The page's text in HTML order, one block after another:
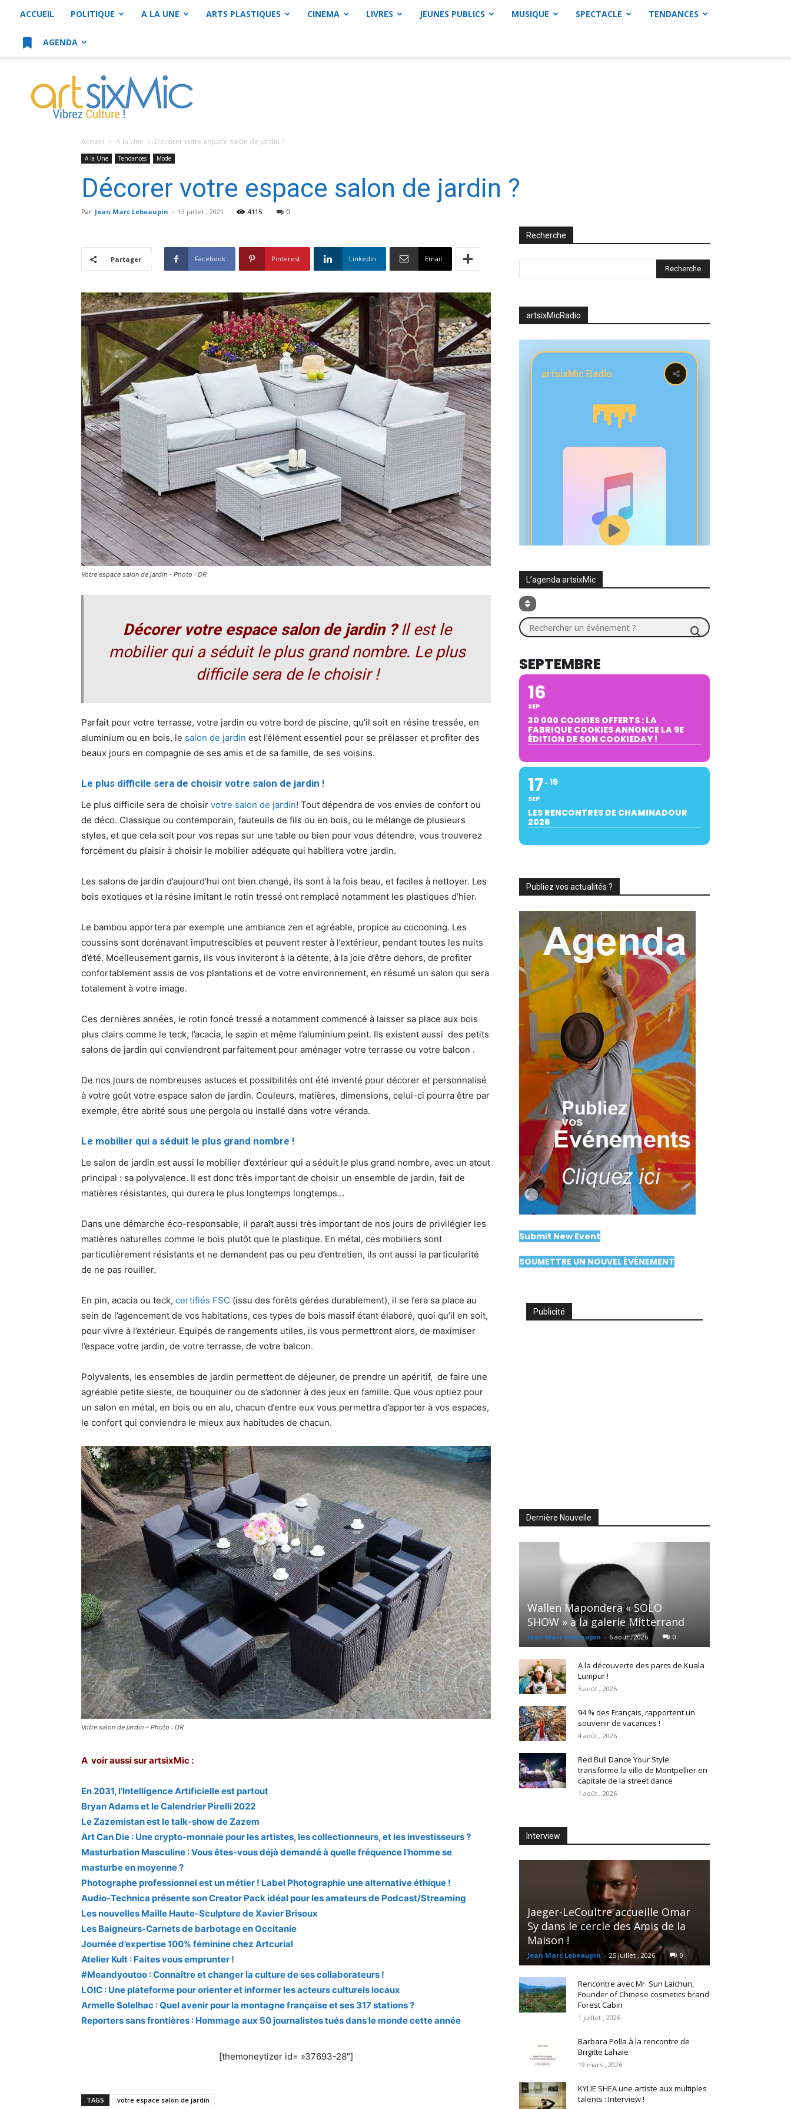
ACCUEIL POLITIQUE A LA UNE ARTS PLASTIQUES CINEMA LIVRES JEUNES PUBLICS MUSIQUE SPECTACLE TENDANCES
AGENDA
artsixMic
Accueil A la Une Décorer votre espace salon de jardin ?
A la Une Tendances Mode
Décorer votre espace salon de jardin ?
Par Jean Marc Lebeaupin - 13 juillet , 2021 4115 0
Partager Facebook Pinterest Linkedin Email
Votre espace salon de jardin - Photo : DR
Décorer votre espace salon de jardin ?Il est le
mobilier qui a séduit le plus grand nombre. Le plus
difficile sera de le choisir !
Parfait pour votre terrasse, votre jardin ou votre bord de piscine, qu’il soit en résine tressée, en
aluminium ou en bois, le salon de jardin est l’élément essentiel pour se prélasser et profiter des
beaux jours en compagnie de ses amis et de sa famille, de ses voisins.
Le plus difficile sera de choisir votre salon de jardin !
Le plus difficile sera de choisir votre salon de jardin! Tout dépendra de vos envies de confort ou
de déco. Classique ou contemporain, fauteuils de fils ou en bois, ou le mélange de plusieurs
styles, et que cela soit pour vos repas sur une table ou bien pour vous détendre, vous trouverez
forcément du plaisir à choisir le mobilier adéquate qui habillera votre jardin.
Les salons de jardin d’aujourd’hui ont bien changé, ils sont à la fois beau, et faciles à nettoyer. Les
bois exotiques et la résine imitant le rotin tressé ont remplacé notamment les plastiques d’hier.
Le bambou apportera par exemple une ambiance zen et agréable, propice au cocooning. Les
coussins sont dorénavant imputrescibles et peuvent rester à l’extérieur, pendant toutes les nuits
d’été. Moelleusement garnis, ils vous inviteront à la détente, à la joie d’être dehors, de profiter
confortablement assis de vos plantations et de votre environnement, en résumé un salon qui sera
totalement à votre image.
Ces dernières années, le rotin foncé tressé a notamment commencé à laisser sa place aux bois
plus clairs comme le teck, l’acacia, le sapin et même l’aluminium peint. Ils existent aussi des petits
salons de jardin qui conviendront parfaitement pour aménager votre terrasse ou votre balcon .
De nos jours de nombreuses astuces et possibilités ont été inventé pour décorer et personnalisé
à votre goût votre espace salon de jardin. Couleurs, matières, dimensions, celui-ci pourra être par
exemple, être abrité sous une pergola ou installé dans votre véranda.
Le mobilier qui a séduit le plus grand nombre !
Le salon de jardin est aussi le mobilier d’extérieur qui a séduit le plus grand nombre, avec un atout
principal : sa polyvalence. Il est donc très important de choisir un ensemble de jardin, fait de
matières résistantes, qui durera le plus longtemps longtemps…
Dans une démarche éco-responsable, il paraît aussi très important de nos jours de privilégier les
matières naturelles comme le bois plutôt que le plastique. En métal, ces mobiliers sont
particulièrement résistants et ne demandent pas ou peu d’entretien, ils ont aussi la particularité
de ne pas rouiller.
En pin, acacia ou teck, certifiés FSC (issu des forêts gérées durablement), il se fera sa place au
sein de l’agencement de vos habitations, ces types de bois massif étant élaboré, quoi qu’il en soit,
pour vivre à l’extérieur. Equipés de rangements utiles, ils vous permettront alors, de maximiser
l’espace votre jardin, de votre terrasse, de votre balcon.
Polyvalents, les ensembles de jardin permettent de déjeuner, de prendre un apéritif, de faire une
agréable petite sieste, de bouquiner ou de s’adonner à des jeux en famille. Que vous optiez pour
un salon en métal, en bois ou en alu, chacun d’entre eux vous permettra d’apporter à vos espaces,
le confort qui conviendra le mieux aux habitudes de chacun.
Votre salon de jardin – Photo : DR
A voir aussi sur artsixMic :
En 2031, l’Intelligence Artificielle est partout
Bryan Adams et le Calendrier Pirelli 2022
Le Zazemistan est le talk-show de Zazem
Art Can Die : Une crypto-monnaie pour les artistes, les collectionneurs, et les investisseurs ?
Masturbation Masculine : Vous êtes-vous déjà demandé à quelle fréquence l’homme se
masturbe en moyenne ?
Photographe professionnel est un métier ! Label Photographie une alternative éthique !
Audio-Technica présente son Creator Pack idéal pour les amateurs de Podcast/Streaming
Les nouvelles Maille Haute-Sculpture de Xavier Brisoux
Les Baigneurs-Carnets de barbotage en Occitanie
Journée d’expertise 100% féminine chez Artcurial
Atelier Kult : Faites vous emprunter !
#Meandyoutoo : Connaître et changer la culture de ses collaborateurs !
LOIC : Une plateforme pour orienter et informer les acteurs culturels locaux
Armelle Solelhac : Quel avenir pour la montagne française et ses 317 stations ?
Reporters sans frontières : Hommage aux 50 journalistes tués dans le monde cette année
[themoneytizer id= »37693-28″]
TAGS votre espace salon de jardin
Recherche
artsixMicRadio
L’agenda artsixMic
Rechercher un événement ?
SEPTEMBRE
16
SEP
30 000 COOKIES OFFERTS : LA
FABRIQUE COOKIES ANNONCE LA 9E
ÉDITION DE SON COOKIEDAY !
17
SEP
19
LES RENCONTRES DE CHAMINADOUR
2026
Publiez vos actualités ?
Submit New Event
SOUMETTRE UN NOUVEL ÉVÉNEMENT
Publicité
Dernière Nouvelle
Wallen Mapondera « SOLO
SHOW » à la galerie Mitterrand
Jean Marc Lebeaupin - 6 août , 2026 0
A la découverte des parcs de Kuala
Lumpur !
5 août , 2026
94 % des Français, rapportent un
souvenir de vacances !
4 août , 2026
Red Bull Dance Your Style
transforme la ville de Montpellier en
capitale de la street dance
1 août , 2026
Interview
Jaeger-LeCoultre accueille Omar
Sy dans le cercle des Amis de la
Maison !
Jean Marc Lebeaupin - 25 juillet , 2026 0
Rencontre avec Mr. Sun Laichun,
Founder of Chinese cosmetics brand
Forest Cabin
1 juillet , 2026
Barbara Polla à la rencontre de
Brigitte Lahaie
19 mars , 2026
KYLIE SHEA une artiste aux multiples
talents : Interview !